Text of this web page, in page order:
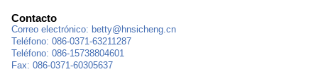
Contacto
Correo electrónico: betty@hnsicheng.cn
Teléfono: 086-0371-63211287
Teléfono: 086-15738804601
Fax: 086-0371-60305637